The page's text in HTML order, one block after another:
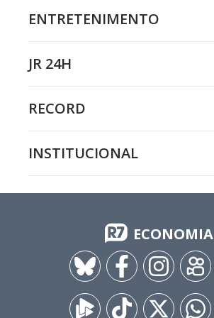
ENTRETENIMENTO
JR 24H
RECORD
INSTITUCIONAL
ECONOMIA